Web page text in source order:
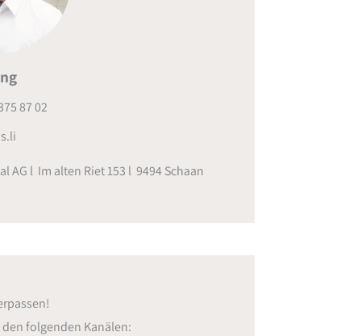
87 02
AG l Im alten Riet 153 l 9494 Schaan
folgenden Kanälen: